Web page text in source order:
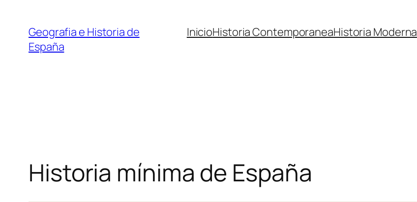
contenido
Geografia e Historia de
España
InicioHistoria ContemporaneaHistoria Moderna
Historia mínima de España